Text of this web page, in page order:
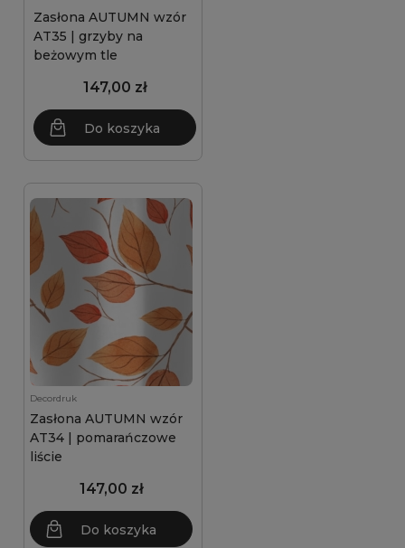
Zasłona AUTUMN wzór
AT35 | grzyby na
beżowym tle
147,00 zł
Do koszyka
Decordruk
Zasłona AUTUMN wzór
AT34 | pomarańczowe
liście
147,00 zł
Do koszyka